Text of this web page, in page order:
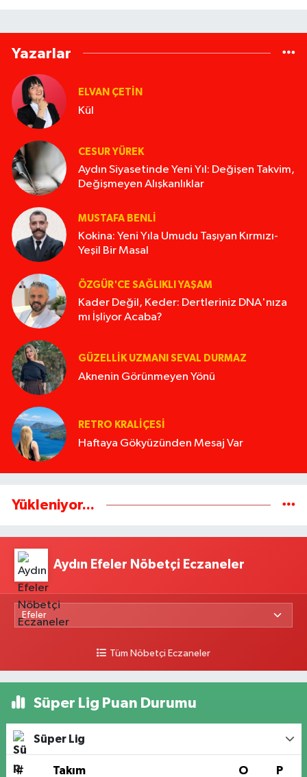
Yazarlar
ELVAN ÇETIN
Kül
CESUR YÜREK
Aydın Siyasetinde Yeni Yıl: Değişen Takvim,
Değişmeyen Alışkanlıklar
MUSTAFA BENLI
Kokina: Yeni Yıla Umudu Taşıyan Kırmızı-
Yeşil Bir Masal
ÖZGÜR'CE SAĞLIKLI YAŞAM
Kader Değil, Keder: Dertleriniz DNA'nıza
mı İşliyor Acaba?
GÜZELLIK UZMANI SEVAL DURMAZ
Aknenin Görünmeyen Yönü
RETRO KRALIÇESI
Haftaya Gökyüzünden Mesaj Var
Yükleniyor...
Aydın Efeler Nöbetçi Eczaneler
Tüm Nöbetçi Eczaneler
Süper Lig Puan Durumu
Süper Lig
# Takım O P